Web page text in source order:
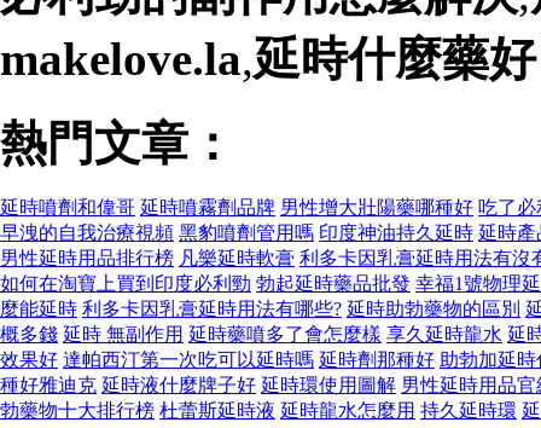
makelove.la,延時什麼藥好
熱門文章：
延時噴劑和偉哥 延時噴霧劑品牌 男性增大壯陽藥哪種好 吃了
早洩的自我治療視頻 黑豹噴劑管用嗎 印度神油持久延時 延時產
男性延時用品排行榜 凡樂延時軟膏 利多卡因乳膏延時用法有沒
如何在淘寶上買到印度必利勁 勃起延時藥品批發 幸福1號物理
麼能延時 利多卡因乳膏延時用法有哪些? 延時助勃藥物的區別
概多錢 延時 無副作用 延時藥噴多了會怎麼樣 享久延時龍水 延
效果好 達帕西汀第一次吃可以延時嗎 延時劑那種好 助勃加延
種好雅迪克 延時液什麼牌子好 延時環使用圖解 男性延時用品官
勃藥物十大排行榜 杜蕾斯延時液 延時龍水怎麼用 持久延時環